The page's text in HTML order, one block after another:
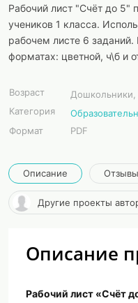
Рабочий лист "Счёт до 5"
учеников 1 класса.
рабочем листе 6 заданий.
форматах: цветной, ч\б и
Возраст
Дошкольники,
Категория
Формат
PDF
Описание
Другие проекты
Описание
Рабочий лист «Счёт